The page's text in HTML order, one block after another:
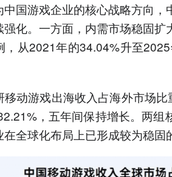
国游戏企业的核心战略方向，
化。一方面，内需市场稳固扩
，从2021年的34.04%升至
移动游戏出海收入占海外市场
，五年间保持增长。两组
全球化布局上已形成较为稳固